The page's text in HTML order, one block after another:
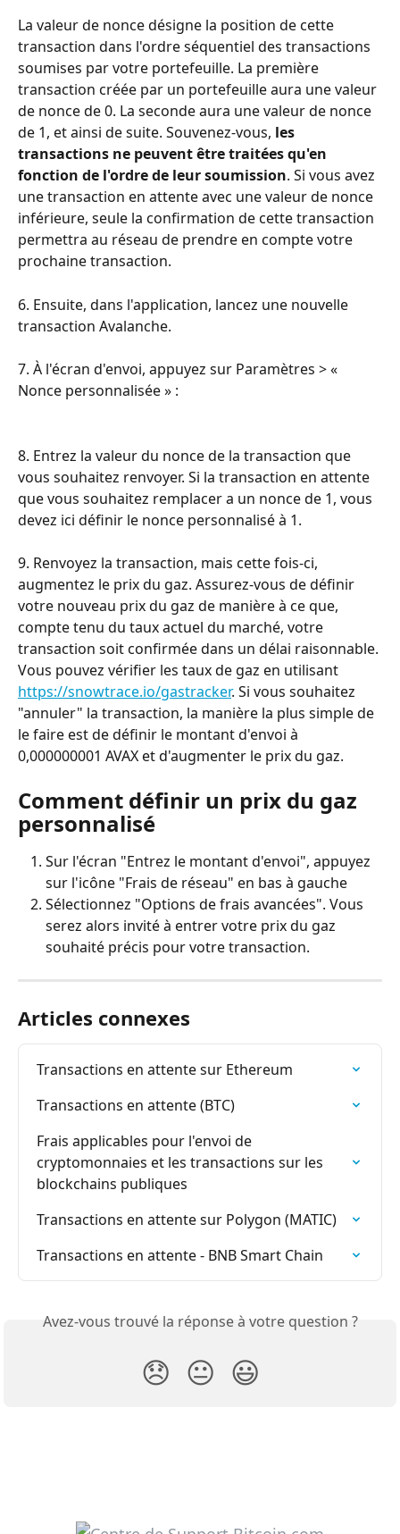
La valeur de nonce désigne la position de cette
transaction dans l'ordre séquentiel des transactions
soumises par votre portefeuille. La première
transaction créée par un portefeuille aura une valeur
de nonce de 0. La seconde aura une valeur de nonce
de 1, et ainsi de suite. Souvenez-vous, les
transactions ne peuvent être traitées qu'en
fonction de l'ordre de leur soumission. Si vous avez
une transaction en attente avec une valeur de nonce
inférieure, seule la confirmation de cette transaction
permettra au réseau de prendre en compte votre
prochaine transaction.
6. Ensuite, dans l'application, lancez une nouvelle
transaction Avalanche.
7. À l'écran d'envoi, appuyez sur Paramètres > «
Nonce personnalisée » :
8. Entrez la valeur du nonce de la transaction que
vous souhaitez renvoyer. Si la transaction en attente
que vous souhaitez remplacer a un nonce de 1, vous
devez ici définir le nonce personnalisé à 1.
9. Renvoyez la transaction, mais cette fois-ci,
augmentez le prix du gaz. Assurez-vous de définir
votre nouveau prix du gaz de manière à ce que,
compte tenu du taux actuel du marché, votre
transaction soit confirmée dans un délai raisonnable.
Vous pouvez vérifier les taux de gaz en utilisant
https://snowtrace.io/gastracker. Si vous souhaitez
"annuler" la transaction, la manière la plus simple de
le faire est de définir le montant d'envoi à
0,000000001 AVAX et d'augmenter le prix du gaz.
Comment définir un prix du gaz
personnalisé
Sur l'écran "Entrez le montant d'envoi", appuyez
sur l'icône "Frais de réseau" en bas à gauche
Sélectionnez "Options de frais avancées". Vous
serez alors invité à entrer votre prix du gaz
souhaité précis pour votre transaction.
Articles connexes
Transactions en attente sur Ethereum
Transactions en attente (BTC)
Frais applicables pour l'envoi de
cryptomonnaies et les transactions sur les
blockchains publiques
Transactions en attente sur Polygon (MATIC)
Transactions en attente - BNB Smart Chain
Avez-vous trouvé la réponse à votre question ?
😞 😐 😃